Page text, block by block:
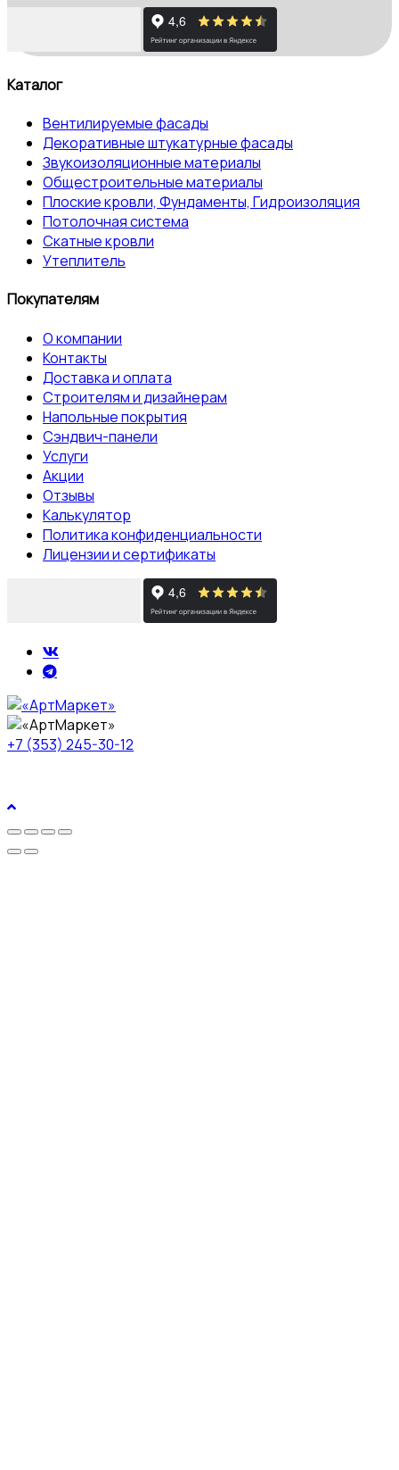
Каталог
Вентилируемые фасады
Декоративные штукатурные фасады
Звукоизоляционные материалы
Общестроительные материалы
Плоские кровли, Фундаменты, Гидроизоляция
Потолочная система
Скатные кровли
Утеплитель
Покупателям
О компании
Контакты
Доставка и оплата
Строителям и дизайнерам
Напольные покрытия
Сэндвич-панели
Услуги
Акции
Отзывы
Калькулятор
Политика конфиденциальности
Лицензии и сертификаты
+7 (353) 245-30-12